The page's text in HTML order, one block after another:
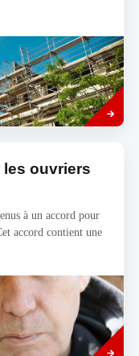
Savoir
plus
ouvriers
à un accord pour
accord contient une
Savoir
plus